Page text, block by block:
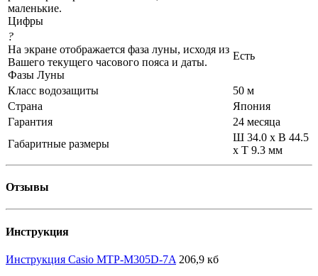
маленькие.
Цифры
?
На экране отображается фаза луны, исходя из
Вашего текущего часового пояса и даты.
Фазы Луны
Есть
Класс водозащиты
50 м
Страна
Япония
Гарантия
24 месяца
Габаритные размеры
Ш 34.0 x В 44.5
x Т 9.3 мм
Отзывы
Инструкция
Инструкция Casio MTP-M305D-7A 206,9 кб